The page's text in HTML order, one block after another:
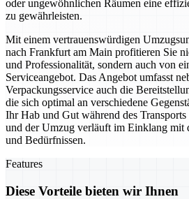
oder ungewöhnlichen Räumen eine
zu gewährleisten.
Mit einem vertrauenswürdigen
nach Frankfurt am Main profitieren Sie
und Professionalität, sondern auch von
Serviceangebot. Das Angebot umfasst
Verpackungsservice auch die
die sich optimal an verschiedene
Ihr Hab und Gut während des
und der Umzug verläuft im Einklang mit
und Bedürfnissen.
Features
Diese Vorteile bieten wir Ihnen